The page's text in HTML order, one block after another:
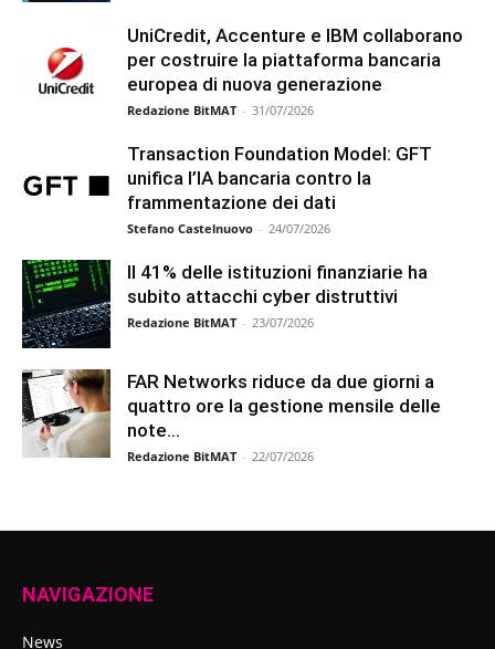
UniCredit, Accenture e IBM collaborano
per costruire la piattaforma bancaria
europea di nuova generazione
Redazione BitMAT - 31/07/2026
Transaction Foundation Model: GFT
unifica l’IA bancaria contro la
frammentazione dei dati
Stefano Castelnuovo - 24/07/2026
Il 41% delle istituzioni finanziarie ha
subito attacchi cyber distruttivi
Redazione BitMAT - 23/07/2026
FAR Networks riduce da due giorni a
quattro ore la gestione mensile delle
note...
Redazione BitMAT - 22/07/2026
NAVIGAZIONE
News